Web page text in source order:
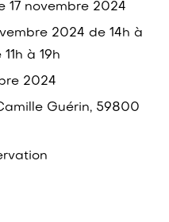
novembre 2024
2024 de 14h à
à 19h
2024
Guérin, 59800